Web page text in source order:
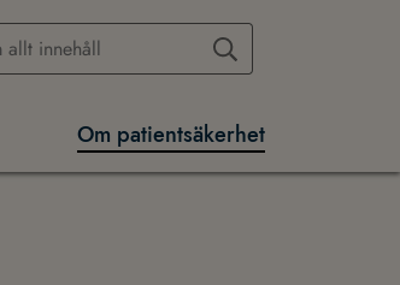
Om patientsäkerhet